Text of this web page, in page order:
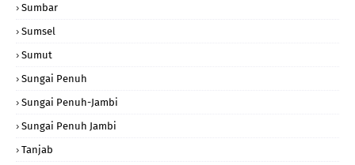
Sumbar
Sumsel
Sumut
Sungai Penuh
Sungai Penuh-Jambi
Sungai Penuh Jambi
Tanjab